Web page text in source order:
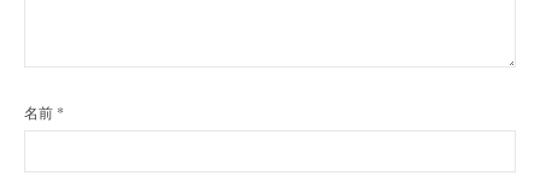
名前 *